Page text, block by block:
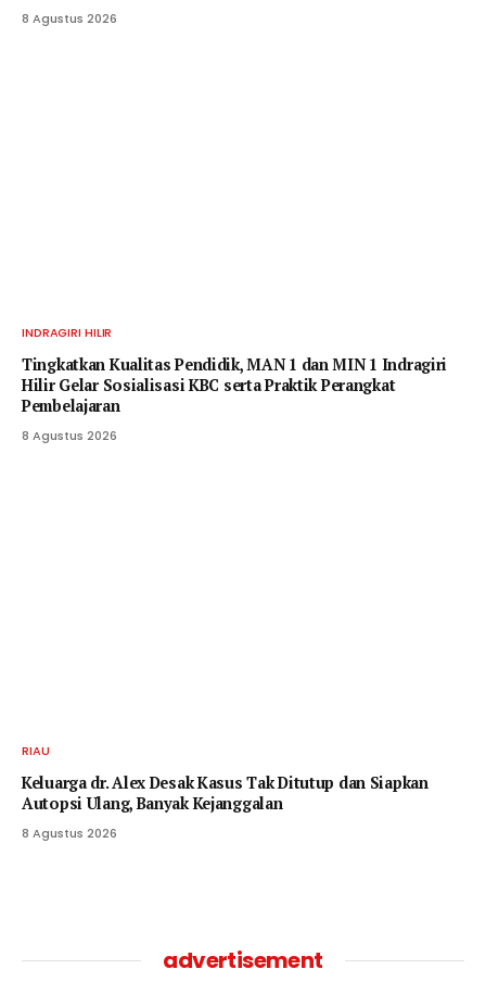
8 Agustus 2026
INDRAGIRI HILIR
Tingkatkan Kualitas Pendidik, MAN 1 dan MIN 1 Indragiri
Hilir Gelar Sosialisasi KBC serta Praktik Perangkat
Pembelajaran
8 Agustus 2026
RIAU
Keluarga dr. Alex Desak Kasus Tak Ditutup dan Siapkan
Autopsi Ulang, Banyak Kejanggalan
8 Agustus 2026
advertisement